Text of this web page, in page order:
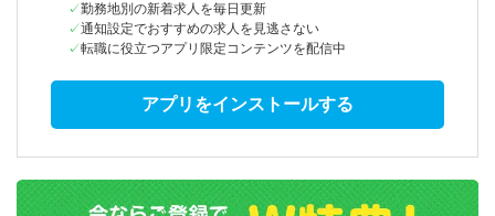
勤務地別の新着求人を毎日更新
通知設定でおすすめの求人を見逃さない
転職に役立つアプリ限定コンテンツを配信中
アプリをインストールする